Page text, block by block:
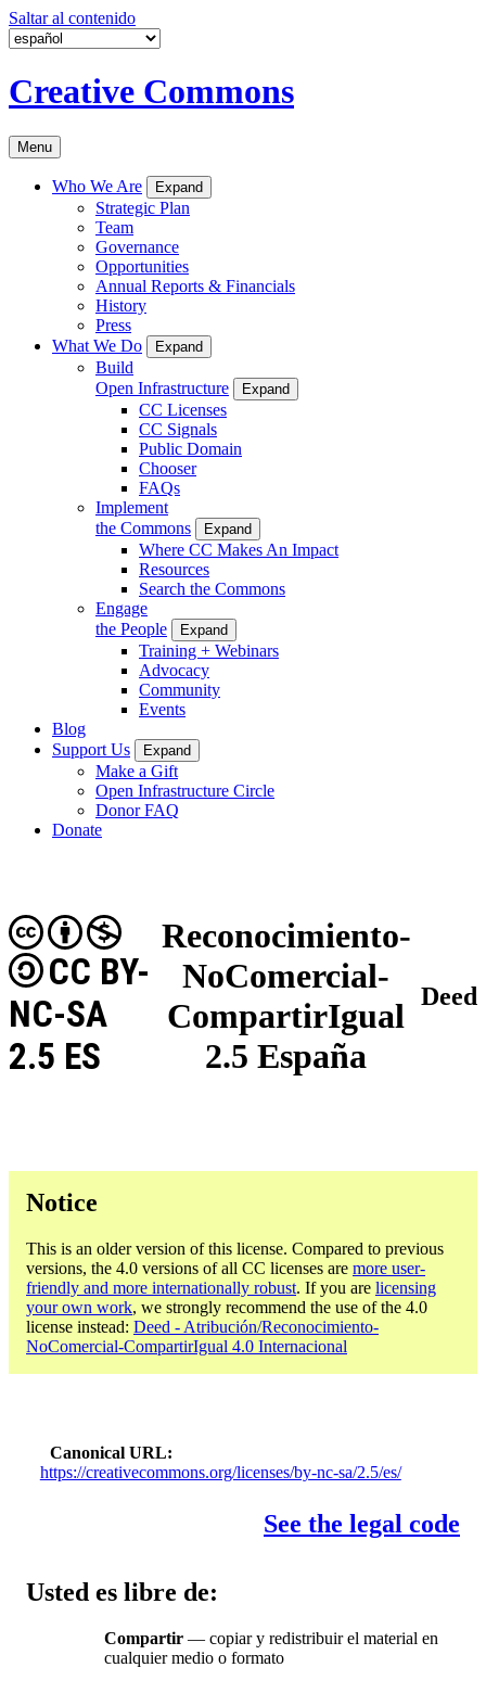
Saltar al contenido
Creative Commons
Menu
Who We Are Expand
Strategic Plan
Team
Governance
Opportunities
Annual Reports & Financials
History
Press
What We Do
Expand
Build
Open Infrastructure
Expand
CC Licenses
CC Signals
Public Domain
Chooser
FAQs
Implement
the Commons
Expand
Where CC Makes An Impact
Resources
Search the Commons
Engage
the People
Expand
Training + Webinars
Advocacy
Community
Events
Blog
Support Us
Expand
Make a Gift
Open Infrastructure Circle
Donor FAQ
Donate
Reconocimiento-
NoComercial-
CompartirIgual
2.5 España
CC BY-
NC-SA
2.5 ES
Deed
Notice
This is an older version of this license. Compared to previous
versions, the 4.0 versions of all CC licenses are more user-
friendly and more internationally robust. If you are licensing
your own work, we strongly recommend the use of the 4.0
license instead: Deed - Atribución/Reconocimiento-
NoComercial-CompartirIgual 4.0 Internacional
Canonical URL
https://creativecommons.org/licenses/by-nc-sa/2.5/es/
See the legal code
Usted es libre de:
Compartir — copiar y redistribuir el material en
cualquier medio o formato